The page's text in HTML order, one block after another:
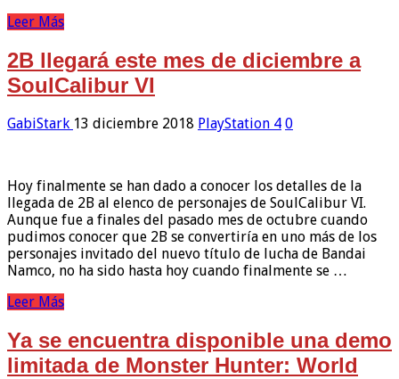
Leer Más
2B llegará este mes de diciembre a
SoulCalibur VI
GabiStark 13 diciembre 2018 PlayStation 4 0
Hoy finalmente se han dado a conocer los detalles de la
llegada de 2B al elenco de personajes de SoulCalibur VI.
Aunque fue a finales del pasado mes de octubre cuando
pudimos conocer que 2B se convertiría en uno más de los
personajes invitado del nuevo título de lucha de Bandai
Namco, no ha sido hasta hoy cuando finalmente se …
Leer Más
Ya se encuentra disponible una demo
limitada de Monster Hunter: World